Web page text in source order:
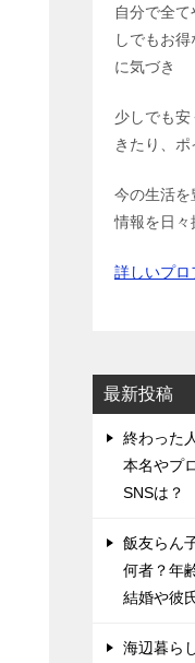
自分で全
しでもお
に気づき
少しでも
きたり、
今の生活を
情報を日々
詳しいプロ
最新投稿
終わった
本名やプ
SNSは？
飯友らん
何者？年
結婚や彼
海辺暮ら